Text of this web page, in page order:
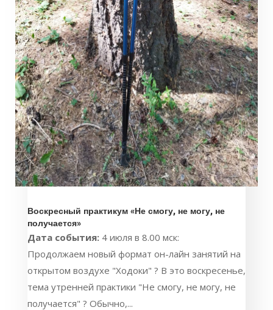
Воскресный практикум «Не смогу, не могу, не
получается»
Дата события: 4 июля в 8.00 мск:
Продолжаем новый формат он-лайн занятий на
открытом воздухе "Ходоки" ? В это воскресенье,
тема утренней практики "Не смогу, не могу, не
получается" ? Обычно,...